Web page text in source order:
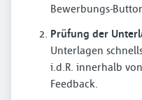
Bewerbungs-
Prüfung der
Unterlagen
i.d.R. innerhalb
Feedback.